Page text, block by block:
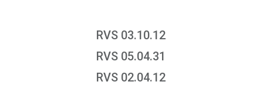
RVS 03.10.12
RVS 05.04.31
RVS 02.04.12